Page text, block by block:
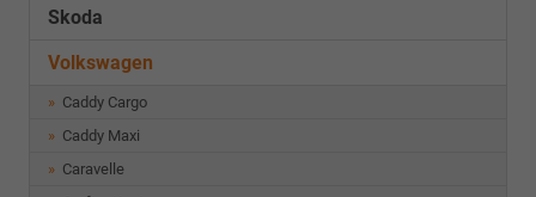
Skoda
Volkswagen
Caddy Cargo
Caddy Maxi
Caravelle